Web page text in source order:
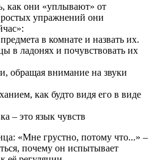
как они «уплывают» от
упражнений они
в комнате и назвать их.
в ладонях и почувствовать их
обращая внимание на звуки
как будто видя его в виде
– это язык чувств
«Мне грустно, потому что...» –
почему он испытывает